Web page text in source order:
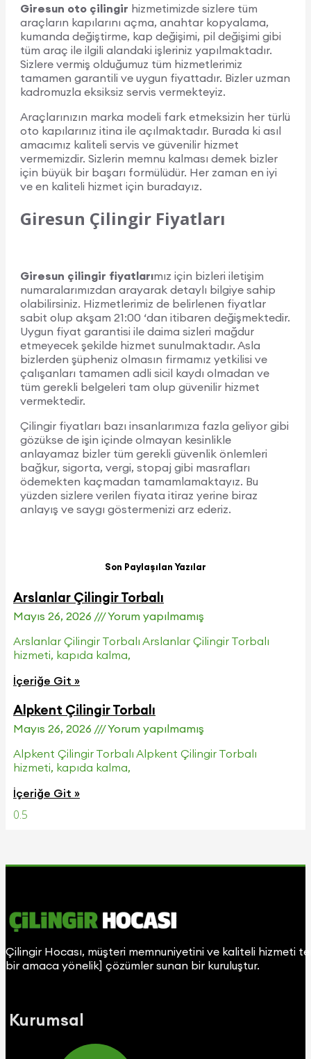
Giresun oto çilingir hizmetimizde sizlere tüm
araçların kapılarını açma, anahtar kopyalama,
kumanda değiştirme, kap değişimi, pil değişimi gibi
tüm araç ile ilgili alandaki işleriniz yapılmaktadır.
Sizlere vermiş olduğumuz tüm hizmetlerimiz
tamamen garantili ve uygun fiyattadır. Bizler uzman
kadromuzla eksiksiz servis vermekteyiz.
Araçlarınızın marka modeli fark etmeksizin her türlü
oto kapılarınız itina ile açılmaktadır. Burada ki asıl
amacımız kaliteli servis ve güvenilir hizmet
vermemizdir. Sizlerin memnu kalması demek bizler
için büyük bir başarı formülüdür. Her zaman en iyi
ve en kaliteli hizmet için buradayız.
Giresun Çilingir Fiyatları
Giresun çilingir fiyatlarımız için bizleri iletişim
numaralarımızdan arayarak detaylı bilgiye sahip
olabilirsiniz. Hizmetlerimiz de belirlenen fiyatlar
sabit olup akşam 21:00 ‘dan itibaren değişmektedir.
Uygun fiyat garantisi ile daima sizleri mağdur
etmeyecek şekilde hizmet sunulmaktadır. Asla
bizlerden şüpheniz olmasın firmamız yetkilisi ve
çalışanları tamamen adli sicil kaydı olmadan ve
tüm gerekli belgeleri tam olup güvenilir hizmet
vermektedir.
Çilingir fiyatları bazı insanlarımıza fazla geliyor gibi
gözükse de işin içinde olmayan kesinlikle
anlayamaz bizler tüm gerekli güvenlik önlemleri
bağkur, sigorta, vergi, stopaj gibi masrafları
ödemekten kaçmadan tamamlamaktayız. Bu
yüzden sizlere verilen fiyata itiraz yerine biraz
anlayış ve saygı göstermenizi arz ederiz.
Son Paylaşılan Yazılar
Arslanlar Çilingir Torbalı
Mayıs 26, 2026
Yorum yapılmamış
Arslanlar Çilingir Torbalı Arslanlar Çilingir Torbalı
hizmeti, kapıda kalma,
İçeriğe Git »
Alpkent Çilingir Torbalı
Mayıs 26, 2026
Yorum yapılmamış
Alpkent Çilingir Torbalı Alpkent Çilingir Torbalı
hizmeti, kapıda kalma,
İçeriğe Git »
Çilingir Hocası, müşteri memnuniyetini ve kaliteli hizmeti
bir amaca yönelik] çözümler sunan bir kuruluştur.
Kurumsal